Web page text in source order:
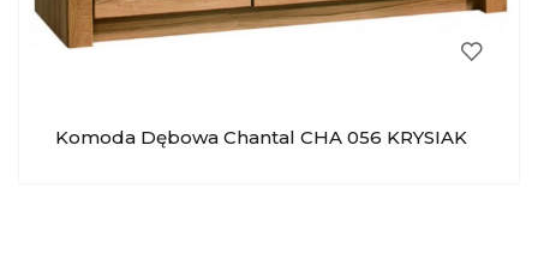
Komoda Dębowa Chantal CHA 056 KRYSIAK